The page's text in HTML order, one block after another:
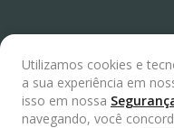
Utilizamos cookies e
a sua experiência em
isso em nossa
navegando, você
distribuidor:
De
sábados das 7:30h às
de Baixo, São Paulo/SP,